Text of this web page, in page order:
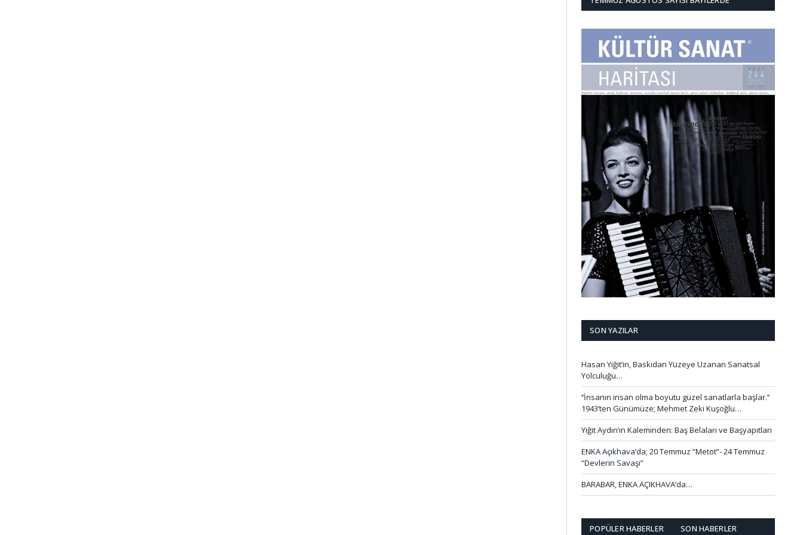
SON YAZILAR
Hasan Yiğit’in, Baskıdan Yüzeye Uzanan Sanatsal
Yolculuğu…
‘’İnsanın insan olma boyutu güzel sanatlarla başlar.’’
1943’ten Günümüze; Mehmet Zeki Kuşoğlu…
Yiğit Aydın’ın Kaleminden: Baş Belaları ve Başyapıtları
ENKA Açıkhava’da; 20 Temmuz “Metot”- 24 Temmuz
“Devlerin Savaşı”
BARABAR, ENKA AÇIKHAVA’da…
POPÜLER HABERLER SON HABERLER